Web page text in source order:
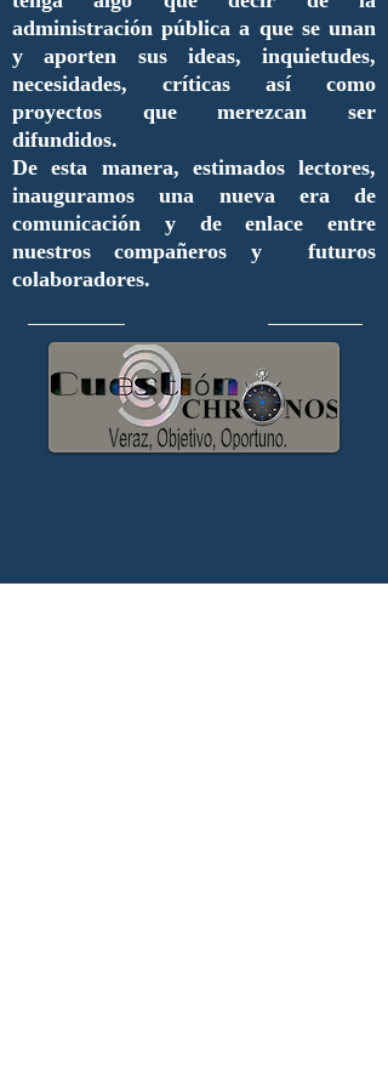
administración pública a que se unan
y aporten sus ideas, inquietudes,
necesidades, críticas así como
proyectos que merezcan ser
difundidos.
De esta manera, estimados lectores,
inauguramos una nueva era de
comunicación y de enlace entre
nuestros compañeros y futuros
colaboradores.